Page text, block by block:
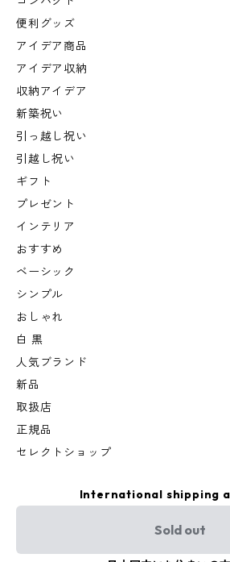
便利グッズ
アイデア商品
アイデア収納
収納アイデア
新築祝い
引っ越し祝い
引越し祝い
ギフト
プレゼント
インテリア
おすすめ
ベーシック
シンプル
おしゃれ
白 黒
人気ブランド
新品
取扱店
正規品
セレクトショップ
International shipping
Sold out